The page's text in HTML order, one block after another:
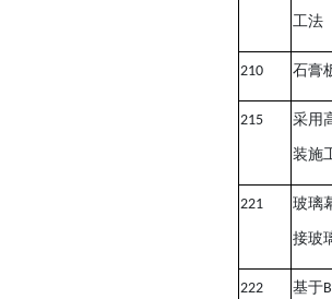
工法
210 石膏
215 采用
装施
221 玻璃
接玻
222 基于